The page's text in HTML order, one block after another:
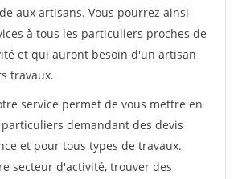
aux artisans. Vous pourrez ainsi
à tous les particuliers proches de
et qui auront besoin d'un artisan
travaux.
service permet de vous mettre en
demandant des devis
et pour tous types de travaux.
secteur d'activité, trouver des